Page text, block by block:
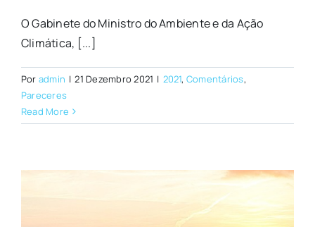
O Gabinete do Ministro do Ambiente e da Ação
Climática, [...]
Por admin | 21 Dezembro 2021 | 2021, Comentários,
Pareceres
Read More